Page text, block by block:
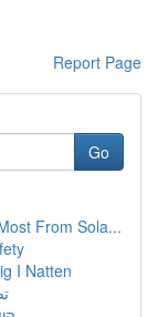
Report Page
Go
From Sola...
I Natten